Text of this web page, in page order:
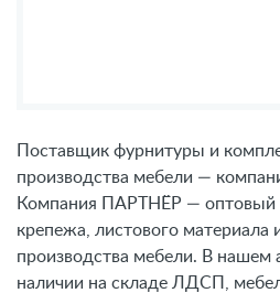
Поставщик фурнитуры и
производства мебели —
Компания ПАРТНЁР — оптовый
крепежа, листового
производства мебели. В нашем
наличии на складе ЛДСП,